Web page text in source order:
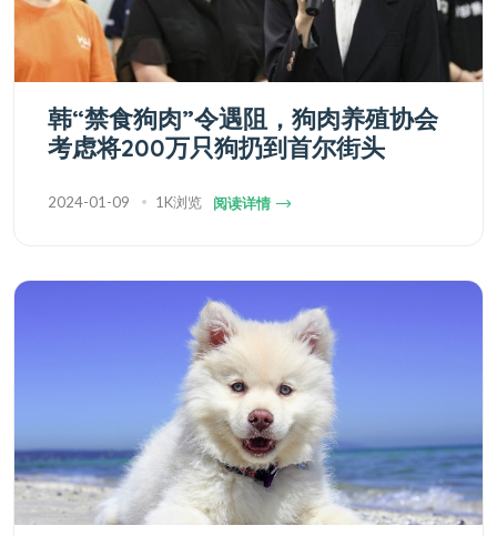
韩“禁食狗肉”令遇阻，狗肉养殖协会
考虑将200万只狗扔到首尔街头
2024-01-09 1K浏览 阅读详情